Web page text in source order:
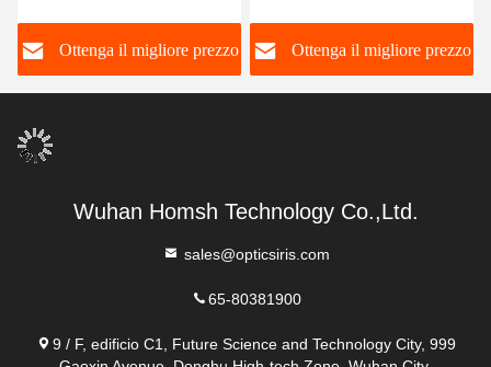
Ottenga il migliore prezzo
partecipazione
Ottenga il migliore prezzo
Wuhan Homsh Technology Co.,Ltd.
sales@opticsiris.com
65-80381900
9 / F, edificio C1, Future Science and Technology City, 999